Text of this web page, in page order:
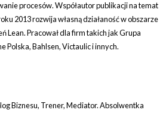
procesów. Współautor publikacji na temat
2013 rozwija własną działaność w obszarze
Lean. Pracował dla firm takich jak Grupa
Polska, Bahlsen, Victaulic i innych.
Biznesu, Trener, Mediator. Absolwentka